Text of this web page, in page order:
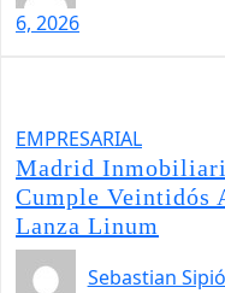
6, 2026
EMPRESARIAL
Madrid
Cumple Veintidós
Lanza Linum
Sebastian